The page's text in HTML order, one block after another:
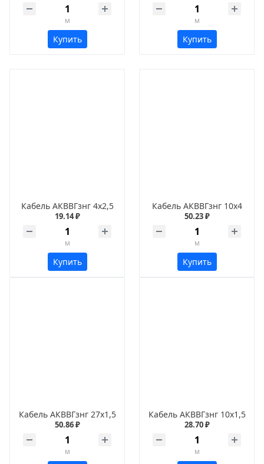
м
Купить
м
Купить
Кабель АКВВГзнг 4х2,5
19.14 ₽
м
Купить
Кабель АКВВГзнг 10х4
50.23 ₽
м
Купить
Кабель АКВВГзнг 27х1,5
50.86 ₽
м
Кабель АКВВГзнг 10х1,5
28.70 ₽
м